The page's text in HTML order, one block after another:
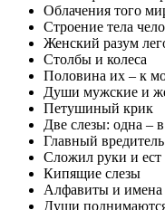
Облачения того
Строение тела
Женский разум
Столбы и колеса
Половина их – к
Души мужские и
Петушиный крик
Две слезы: одна –
Главный вредитель
Сложил руки и ест
Кипящие слезы
Алфавиты и имена
Души